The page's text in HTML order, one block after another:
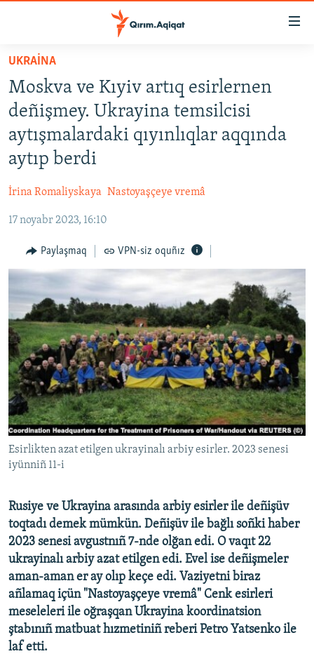
Esas
qaytmaq
Baş
navigatsiyağa
qaytmaq
Qıdıruvğa
HABERLER
SİYASET
İQTİSADİYAT
CEMİYET
İNSAN AQLARI
VİDEO
SÜRET
BLOGLAR
FİKİR
Русский
Українською
QOŞULIÑIZ!
RFE/RS bütün saytları
UKRAİNA
Moskva ve Kıyiv artıq esirlernen
deñişmey. Ukrayina temsilcisi
aytışmalardaki qıyınlıqlar aqqında
aytıp berdi
İrina Romaliyskaya Nastoyaşçeye vremâ
17 noyabr 2023, 16:10
Paylaşmaq VPN-siz oquñız
Esirlikten azat etilgen ukrayinalı arbiy esirler. 2023 senesi
iyünniñ 11-i
Rusiye ve Ukrayina arasında arbiy esirler ile deñişüv
toqtadı demek mümkün. Deñişüv ile bağlı soñki haber
2023 senesi avgustnıñ 7-nde olğan edi. O vaqıt 22
ukrayinalı arbiy azat etilgen edi. Evel ise deñişmeler
aman-aman er ay olıp keçe edi. Vaziyetni biraz
añlamaq içün "Nastoyaşçeye vremâ" Cenk esirleri
meseleleri ile oğraşqan Ukrayina koordinatsion
ştabınıñ matbuat hızmetiniñ reberi Petro Yatsenko ile
laf etti.